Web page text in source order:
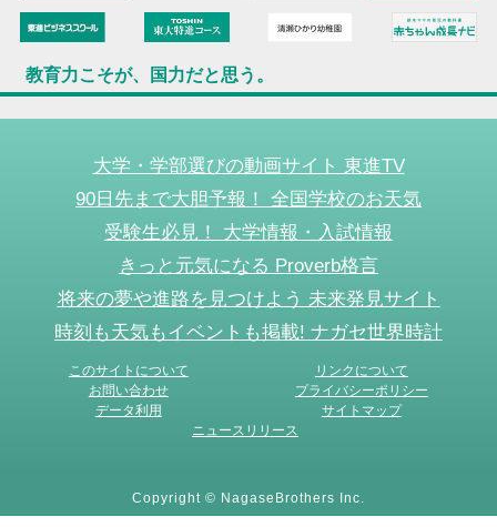
教育力こそが、国力だと思う。
大学・学部選びの動画サイト 東進TV
90日先まで大胆予報！ 全国学校のお天気
受験生必見！ 大学情報・入試情報
きっと元気になる Proverb格言
将来の夢や進路を見つけよう 未来発見サイト
時刻も天気もイベントも掲載! ナガセ世界時計
このサイトについて
リンクについて
お問い合わせ
プライバシーポリシー
データ利用
サイトマップ
ニュースリリース
Copyright © NagaseBrothers Inc.